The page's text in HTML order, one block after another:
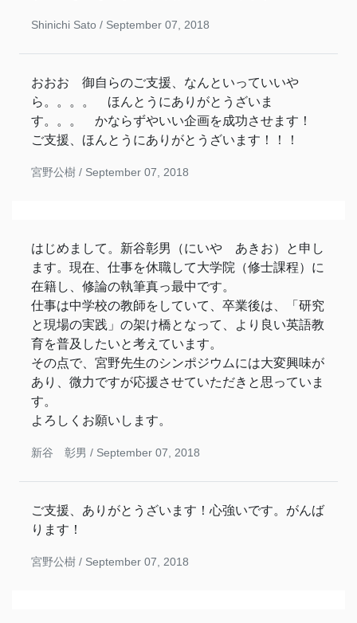
Shinichi Sato / September 07, 2018
おおお 御自らのご支援、なんといっていいや
ら。。。。 ほんとうにありがとうざいま
す。。。 かならずやいい企画を成功させます！
ご支援、ほんとうにありがとうざいます！！！
宮野公樹 / September 07, 2018
はじめまして。新谷彰男（にいや あきお）と申し
ます。現在、仕事を休職して大学院（修士課程）に
在籍し、修論の執筆真っ最中です。
仕事は中学校の教師をしていて、卒業後は、「研究
と現場の実践」の架け橋となって、より良い英語教
育を普及したいと考えています。
その点で、宮野先生のシンポジウムには大変興味が
あり、微力ですが応援させていただきと思っていま
す。
よろしくお願いします。
新谷 彰男 / September 07, 2018
ご支援、ありがとうざいます！心強いです。がんば
ります！
宮野公樹 / September 07, 2018